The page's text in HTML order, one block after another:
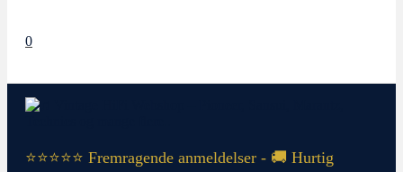
0
⭐⭐⭐⭐⭐ Fremragende anmeldelser - 🚚 Hurtig